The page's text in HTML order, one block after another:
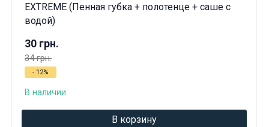
EXTREME (Пенная губка + полотенце + саше с
водой)
30 грн.
34 грн.
- 12%
В наличии
В корзину